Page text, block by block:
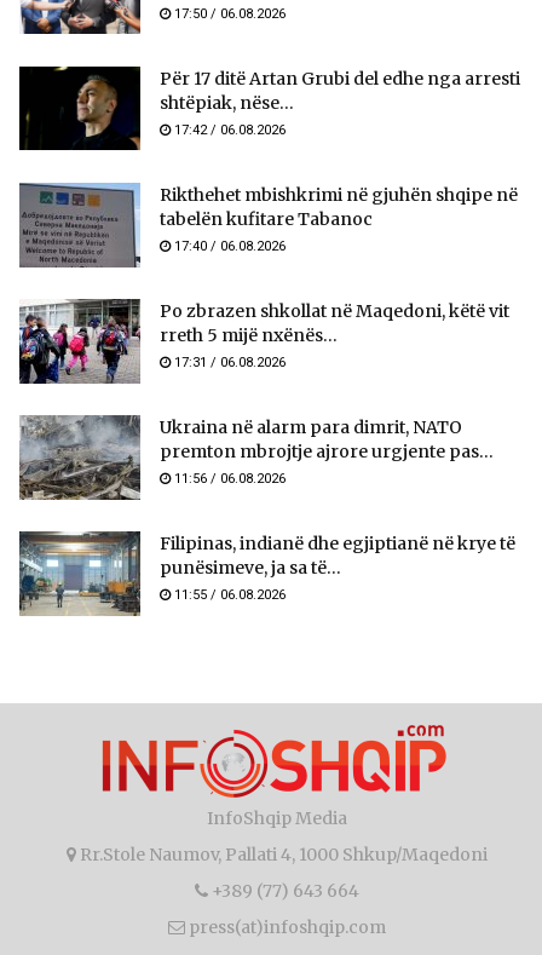
17:50 / 06.08.2026
Për 17 ditë Artan Grubi del edhe nga arresti
shtëpiak, nëse...
17:42 / 06.08.2026
Rikthehet mbishkrimi në gjuhën shqipe në
tabelën kufitare Tabanoc
17:40 / 06.08.2026
Po zbrazen shkollat në Maqedoni, këtë vit
rreth 5 mijë nxënës...
17:31 / 06.08.2026
Ukraina në alarm para dimrit, NATO
premton mbrojtje ajrore urgjente pas...
11:56 / 06.08.2026
Filipinas, indianë dhe egjiptianë në krye të
punësimeve, ja sa të...
11:55 / 06.08.2026
InfoShqip Media
Rr.Stole Naumov, Pallati 4, 1000 Shkup/Maqedoni
+389 (77) 643 664
press(at)infoshqip.com